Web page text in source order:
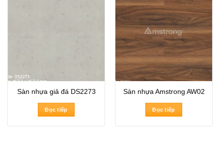
Sàn nhựa giả đá DS2273
Đọc tiếp
Sàn nhựa Amstrong AW02
Đọc tiếp